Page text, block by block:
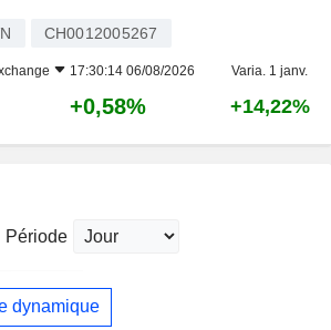
CH0012005267
17:30:14 06/08/2026 Varia. 1 janv.
+0,58% +14,22%
Période
dynamique